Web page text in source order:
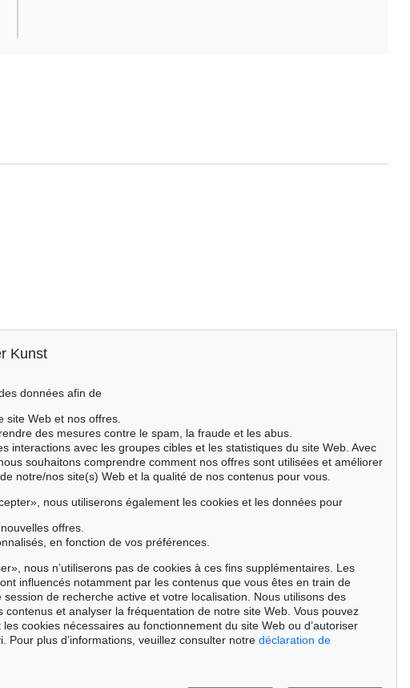
46
NAY
Auction 514 - Lot 217
E. NAY
Kunst
données afin de
site Web et nos offres.
des mesures contre le spam, la fraude et les abus.
interactions avec les groupes cibles et les statistiques du site Web. Avec
souhaitons comprendre comment nos offres sont utilisées et améliorer
notre/nos site(s) Web et la qualité de nos contenus pour vous.
nous utiliserons également les cookies et les données pour
offres.
en fonction de vos préférences.
nous n’utiliserons pas de cookies à ces fins supplémentaires. Les
influencés notamment par les contenus que vous êtes en train de
de recherche active et votre localisation. Nous utilisons des
contenus et analyser la fréquentation de notre site Web. Vous pouvez
cookies nécessaires au fonctionnement du site Web ou d’autoriser
Pour plus d’informations, veuillez consulter notre déclaration de